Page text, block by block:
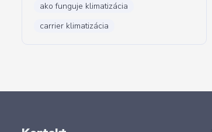
ako funguje klimatizácia
carrier klimatizácia